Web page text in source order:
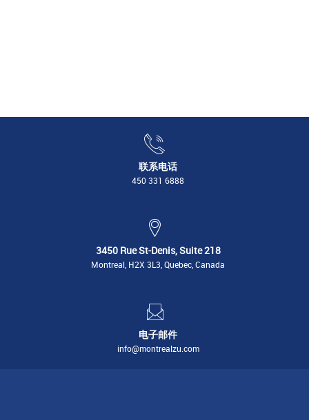
联系电话
450 331 6888
3450 Rue St-Denis, Suite 218
Montreal, H2X 3L3, Quebec, Canada
电子邮件
info@montrealzu.com